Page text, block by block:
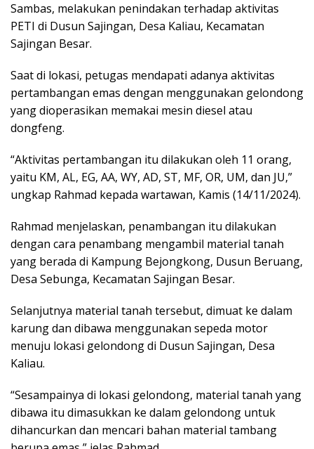
Sambas, melakukan penindakan terhadap aktivitas
PETI di Dusun Sajingan, Desa Kaliau, Kecamatan
Sajingan Besar.
Saat di lokasi, petugas mendapati adanya aktivitas
pertambangan emas dengan menggunakan gelondong
yang dioperasikan memakai mesin diesel atau
dongfeng.
“Aktivitas pertambangan itu dilakukan oleh 11 orang,
yaitu KM, AL, EG, AA, WY, AD, ST, MF, OR, UM, dan JU,”
ungkap Rahmad kepada wartawan, Kamis (14/11/2024).
Rahmad menjelaskan, penambangan itu dilakukan
dengan cara penambang mengambil material tanah
yang berada di Kampung Bejongkong, Dusun Beruang,
Desa Sebunga, Kecamatan Sajingan Besar.
Selanjutnya material tanah tersebut, dimuat ke dalam
karung dan dibawa menggunakan sepeda motor
menuju lokasi gelondong di Dusun Sajingan, Desa
Kaliau.
“Sesampainya di lokasi gelondong, material tanah yang
dibawa itu dimasukkan ke dalam gelondong untuk
dihancurkan dan mencari bahan material tambang